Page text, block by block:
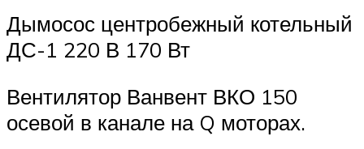
Дымосос центробежный котельный
ДС-1 220 В 170 Вт
Вентилятор Ванвент ВКО 150
осевой в канале на Q моторах.